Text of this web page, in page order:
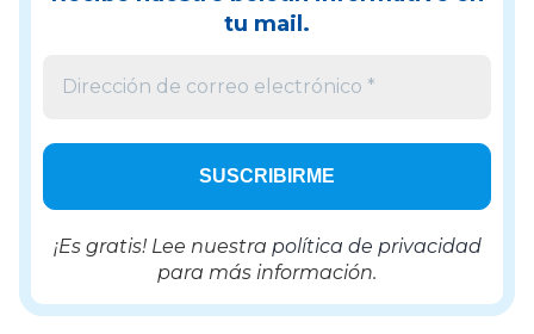
tu mail.
¡Es gratis! Lee nuestra política de privacidad
para más información.